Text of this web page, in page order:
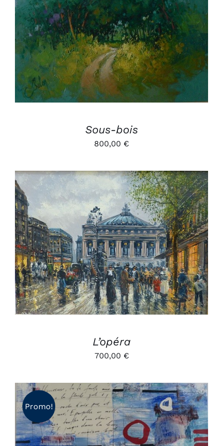
AJOUTER AU PANIER
/
DÉTAILS
Sous-bois
800,00 €
AJOUTER AU PANIER
/
DÉTAILS
L’opéra
700,00 €
Promo!